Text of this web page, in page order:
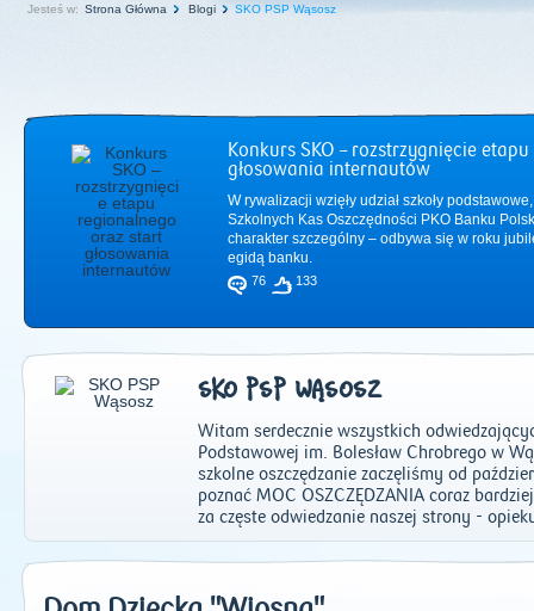
Jesteś w: Strona Główna Blogi SKO PSP Wąsosz
Konkurs SKO – rozstrzygnięcie
głosowania internautów
W rywalizacji wzięły udział szkoły
Szkolnych Kas Oszczędności PKO Banku
charakter szczególny – odbywa się w roku
egidą banku.
76 133
SKO PSP WĄSOSZ
Witam serdecznie wszystkich
Podstawowej im. Bolesław Chrobrego w
szkolne oszczędzanie zaczęliśmy od
poznać MOC OSZCZĘDZANIA coraz
za częste odwiedzanie naszej strony -
2011| 2012|